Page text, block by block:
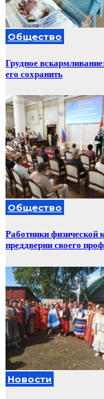
Общество
Грудное
его сохранить
Общество
Работники физической
преддверии своего
Новости